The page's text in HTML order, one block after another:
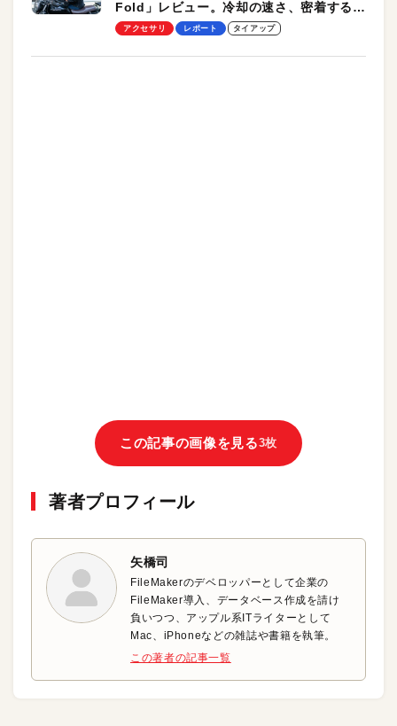
Fold」レビュー。冷却の速さ、密着する冷
却プレート、シンプルな操作性がグッド！
アクセサリ レポート タイアップ
この記事の画像を見る3枚
著者プロフィール
矢橋司
FileMakerのデベロッパーとして企業の
FileMaker導入、データベース作成を請け
負いつつ、アップル系ITライターとして
Mac、iPhoneなどの雑誌や書籍を執筆。
この著者の記事一覧